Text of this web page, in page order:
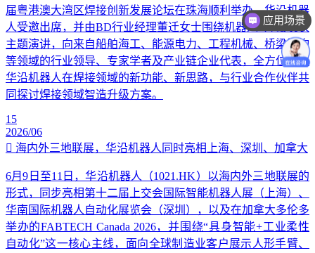
届粤港澳大湾区焊接创新发展论坛在珠海顺利举办。华沿机器
人受邀出席，并由BD行业经理董迁女士围绕机器人+焊接发表
主题演讲，向来自船舶海工、能源电力、工程机械、桥梁钢构
等领域的行业领导、专家学者及产业链企业代表，全方位讲解
华沿机器人在焊接领域的新功能、新思路，与行业合作伙伴共
同探讨焊接领域智造升级方案。
15
2026/06
海内外三地联展，华沿机器人同时亮相上海、深圳、加拿大
6月9日至11日，华沿机器人（1021.HK）以海内外三地联展的
形式，同步亮相第十二届上交会国际智能机器人展（上海）、
华南国际机器人自动化展览会（深圳），以及在加拿大多伦多
举办的FABTECH Canada 2026，并围绕“具身智能+工业柔性
自动化”这一核心主线，面向全球制造业客户展示人形手臂、
应用场景
价格咨询